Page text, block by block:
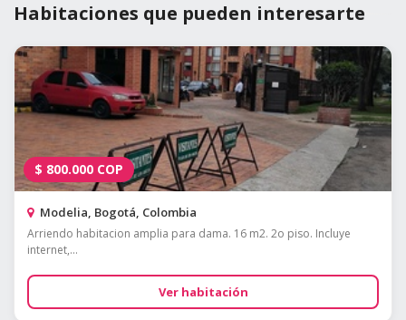
Habitaciones que pueden interesarte
$ 800.000 COP
Modelia, Bogotá, Colombia
Arriendo habitacion amplia para dama. 16 m2. 2o piso. Incluye
internet,...
Ver habitación